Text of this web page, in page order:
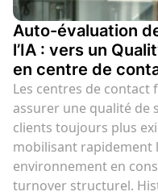
Auto-évaluation
l’IA : vers un
en centre de
Les centres de contact
assurer une qualité de
clients toujours plus
mobilisant rapidement
environnement en
turnover structurel.